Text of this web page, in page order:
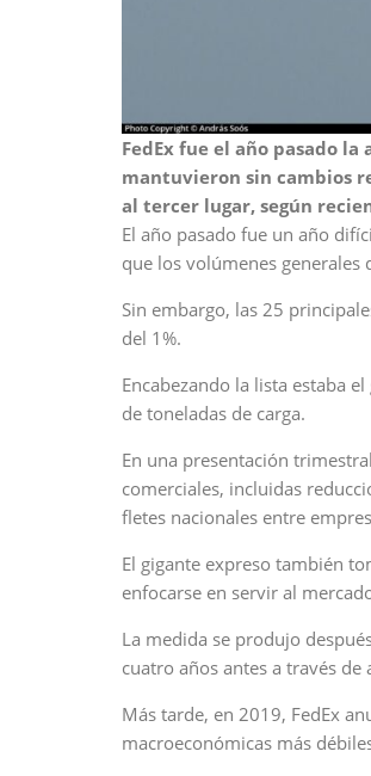
FedEx fue el año pasado
mantuvieron sin cambios
al tercer lugar, según
El año pasado fue un año
que los volúmenes
Sin embargo, las 25
del 1%.
Encabezando la lista estaba
de toneladas de carga.
En una presentación
comerciales, incluidas
fletes nacionales entre
El gigante expreso también
enfocarse en servir al
La medida se produjo
cuatro años antes a través
Más tarde, en 2019, FedEx
macroeconómicas más